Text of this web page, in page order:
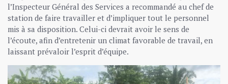
l’Inspecteur Général des Services a recommandé au chef de
station de faire travailler et d’impliquer tout le personnel
mis à sa disposition. Celui-ci devrait avoir le sens de
l’écoute, afin d’entretenir un climat favorable de travail, en
laissant prévaloir l’esprit d’équipe.